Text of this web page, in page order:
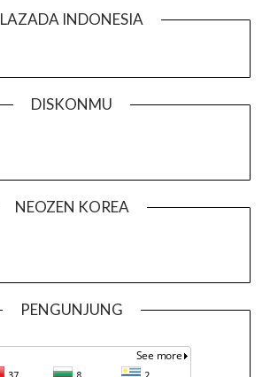
LAZADA INDONESIA
DISKONMU
NEOZEN KOREA
PENGUNJUNG